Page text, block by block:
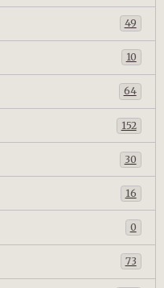
49
10
64
152
30
16
0
73